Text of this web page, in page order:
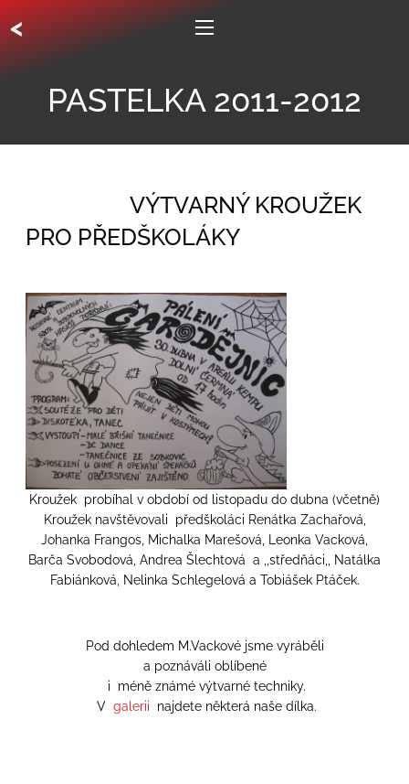
<
PASTELKA 2011-2012
VÝTVARNÝ KROUŽEK
PRO PŘEDŠKOLÁKY
Kroužek probíhal v období od listopadu do dubna (včetně)
Kroužek navštěvovali předškoláci Renátka Zachařová,
Johanka Frangos, Michalka Marešová, Leonka Vacková,
Barča Svobodová, Andrea Šlechtová a ,,středňáci,, Natálka
Fabiánková, Nelinka Schlegelová a Tobiášek Ptáček.
Pod dohledem M.Vackové jsme vyráběli
a poznáváli oblíbené
i méně známé výtvarné techniky.
V galerii najdete některá naše dílka.